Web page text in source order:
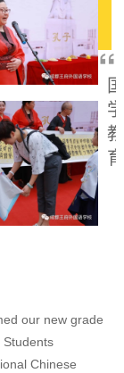
our new grade
Students
Chinese